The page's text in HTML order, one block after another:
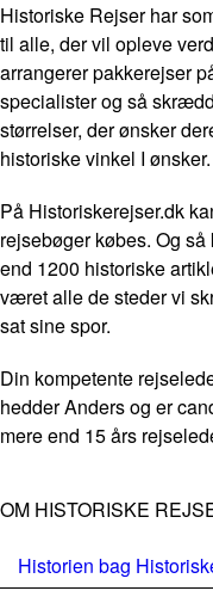
Historiske Rejser har
til alle, der vil opleve
arrangerer pakkerejser
specialister og så
størrelser, der ønsker
historiske vinkel I ønsker.
På Historiskerejser.dk
rejsebøger købes. Og
end 1200 historiske
været alle de steder vi
sat sine spor.
Din kompetente
hedder Anders og er
mere end 15 års
OM HISTORISKE
Historien bag